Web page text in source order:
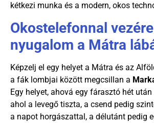
kétkezi munka és a modern, okos
Okostelefonnal
nyugalom a Mátra
Képzelj el egy helyet a Mátra és az
a fák lombjai között megcsillan a
Egy helyet, ahová egy fárasztó hét
ahol a levegő tiszta, a csend pedig
a napot horgászattal, a délutánt pedig